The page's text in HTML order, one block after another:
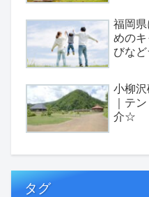
福岡
めの
びな
小柳
｜テ
介☆
タグ